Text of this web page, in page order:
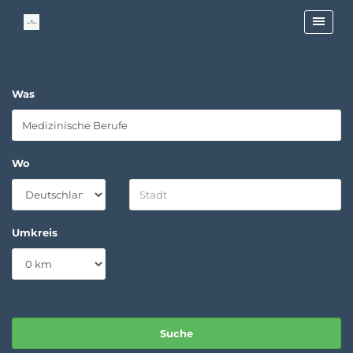
Was
Wo
Umkreis